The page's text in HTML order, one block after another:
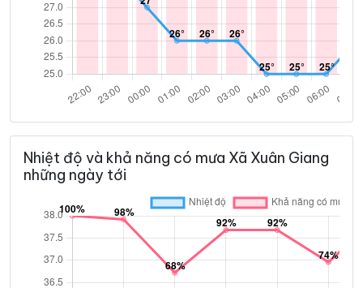
Nhiệt độ và khả năng có mưa Xã Xuân Giang
những ngày tới